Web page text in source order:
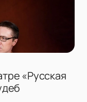
«Русская